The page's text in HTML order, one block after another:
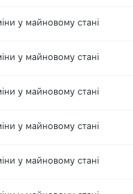
y майновому стані
y майновому стані
y майновому стані
y майновому стані
y майновому стані